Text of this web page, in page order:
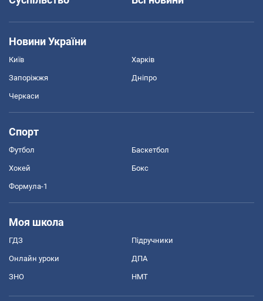
Новини України
Київ Харків
Запоріжжя Дніпро
Черкаси
Спорт
Футбол Баскетбол
Хокей Бокс
Формула-1
Моя школа
ГДЗ Підручники
Онлайн уроки ДПА
ЗНО НМТ